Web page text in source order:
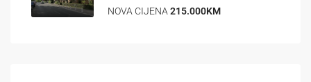
NOVA CIJENA 215.000KM